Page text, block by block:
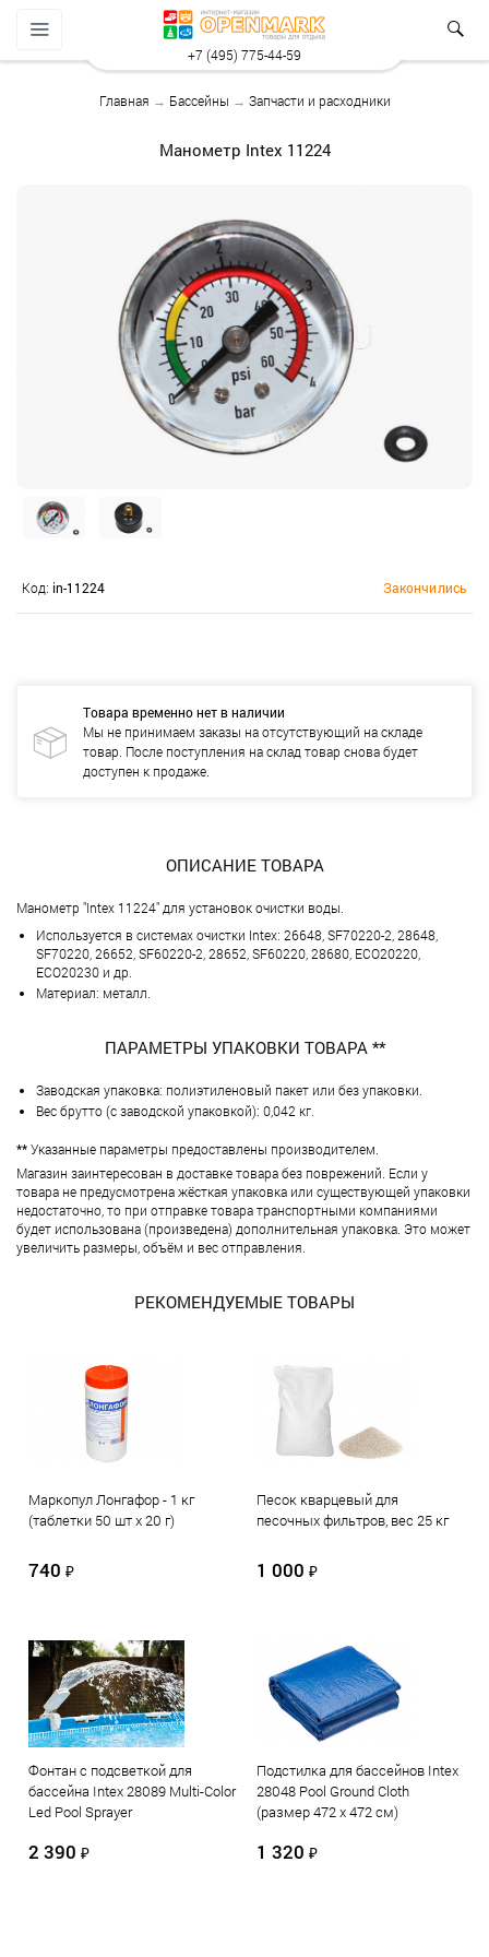
+7 (495) 775-44-59
Главная → Бассейны → Запчасти и расходники
Манометр Intex 11224
Код: in-11224 Закончились
Товара временно нет в наличии
Мы не принимаем заказы на отсутствующий на складе
товар. После поступления на склад товар снова будет
доступен к продаже.
ОПИСАНИЕ ТОВАРА
Манометр "Intex 11224" для установок очистки воды.
Используется в системах очистки Intex: 26648, SF70220-2, 28648,
SF70220, 26652, SF60220-2, 28652, SF60220, 28680, ECO20220,
ECO20230 и др.
Материал: металл.
ПАРАМЕТРЫ УПАКОВКИ ТОВАРА **
Заводская упаковка: полиэтиленовый пакет или без упаковки.
Вес брутто (с заводской упаковкой): 0,042 кг.
**Указанные параметры предоставлены производителем.
Магазин заинтересован в доставке товара без поврежений. Если у
товара не предусмотрена жёсткая упаковка или существующей упаковки
недостаточно, то при отправке товара транспортными компаниями
будет использована (произведена) дополнительная упаковка. Это может
увеличить размеры, объём и вес отправления.
РЕКОМЕНДУЕМЫЕ ТОВАРЫ
Маркопул Лонгафор - 1 кг
(таблетки 50 шт х 20 г)
740 ₽
Песок кварцевый для
песочных фильтров, вес 25 кг
1 000 ₽
Фонтан с подсветкой для
бассейна Intex 28089 Multi-Color
Led Pool Sprayer
2 390 ₽
Подстилка для бассейнов Intex
28048 Pool Ground Cloth
(размер 472 х 472 см)
1 320 ₽